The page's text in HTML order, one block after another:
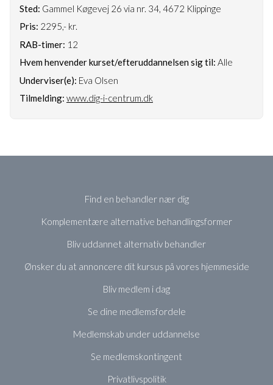
Sted: Gammel Køgevej 26 via nr. 34, 4672 Klippinge
Pris: 2295,- kr.
RAB-timer: 12
Hvem henvender kurset/efteruddannelsen sig til: Alle
Underviser(e): Eva Olsen
Tilmelding: www.dig-i-centrum.dk
Find en behandler nær dig
Komplementære alternative behandlingsformer
Bliv uddannet alternativ behandler
Ønsker du at annoncere dit kursus på vores hjemmeside
Bliv medlem i dag
Se dine medlemsfordele
Medlemskab under uddannelse
Se medlemskontingent
Privatlivspolitik